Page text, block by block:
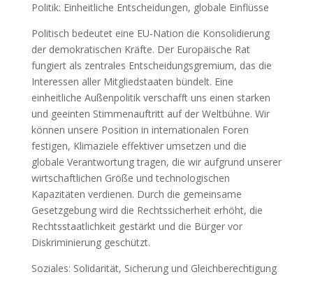
Politik: Einheitliche Entscheidungen, globale Einflüsse
Politisch bedeutet eine EU‑Nation die Konsolidierung
der demokratischen Kräfte. Der Europäische Rat
fungiert als zentrales Entscheidungsgremium, das die
Interessen aller Mitgliedstaaten bündelt. Eine
einheitliche Außenpolitik verschafft uns einen starken
und geeinten Stimmenauftritt auf der Weltbühne. Wir
können unsere Position in internationalen Foren
festigen, Klimaziele effektiver umsetzen und die
globale Verantwortung tragen, die wir aufgrund unserer
wirtschaftlichen Größe und technologischen
Kapazitäten verdienen. Durch die gemeinsame
Gesetzgebung wird die Rechtssicherheit erhöht, die
Rechtsstaatlichkeit gestärkt und die Bürger vor
Diskriminierung geschützt.
Soziales: Solidarität, Sicherung und Gleichberechtigung